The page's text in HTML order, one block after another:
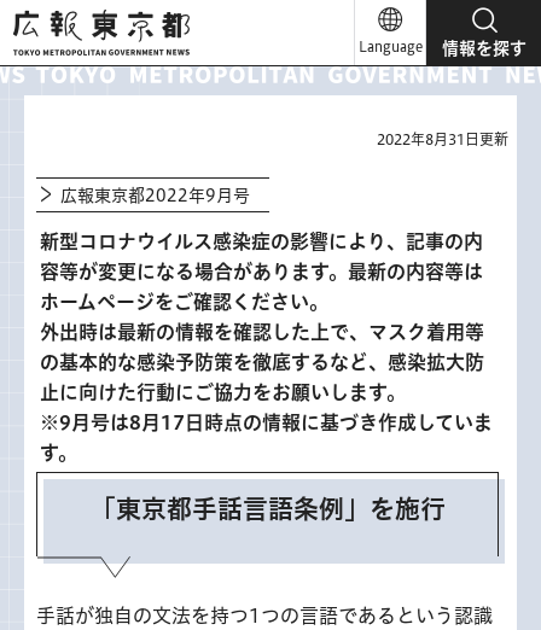
広報東京都
Language 情報を探す
2022年8月31日更新
広報東京都2022年9月号
新型コロナウイルス感染症の影響により、記事の内
容等が変更になる場合があります。最新の内容等は
ホームページをご確認ください。
外出時は最新の情報を確認した上で、マスク着用等
の基本的な感染予防策を徹底するなど、感染拡大防
止に向けた行動にご協力をお願いします。
※9月号は8月17日時点の情報に基づき作成していま
す。
「東京都手話言語条例」を施行
手話が独自の文法を持つ1つの言語であるという認識